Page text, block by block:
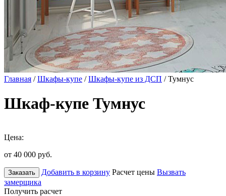
Главная /Шкафы-купе /Шкафы-купе из ДСП / Тумнус
Шкаф-купе Тумнус
Цена:
от 40 000 руб.
Заказать Добавить в корзину Расчет цены Вызвать
замерщика
Получить расчет